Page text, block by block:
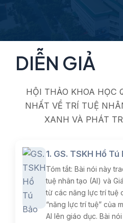
DIỄN GIẢ
HỘI THẢO KHOA HỌC
NHẤT VỀ TRÍ TUỆ
XANH VÀ PHÁT
1. GS. TSKH Hồ Tú
Tóm tắt: Bài nói này
tuệ nhân tạo (AI) và
từ các năng lực trí tuệ
“năng lực trí tuệ” của
AI lên giáo dục. Bài